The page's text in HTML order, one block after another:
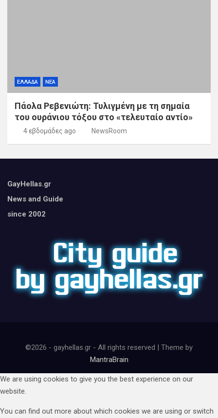
ΕΛΛΑΔΑ ΝΕΑ
Πάολα Ρεβενιώτη: Τυλιγμένη με τη σημαία
του ουράνιου τόξου στο «τελευταίο αντίο»
4 εβδομάδες ago NewsRoom
GayHellas.gr
News and Guide
since 2002
©2026 - gayhellas.gr - All rights reserved | Theme by
MantraBrain
We are using cookies to give you the best experience on our
website.
You can find out more about which cookies we are using or switch